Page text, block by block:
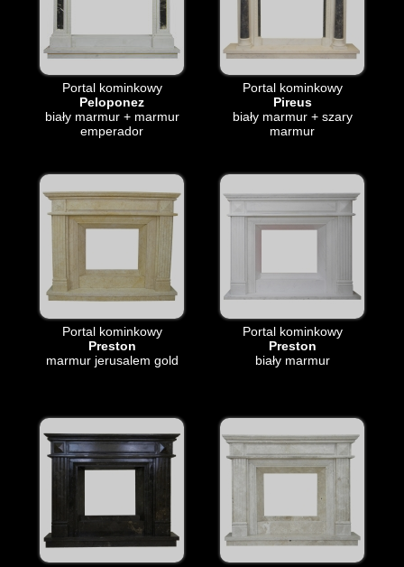
Portal kominkowy
Peloponez
biały marmur + marmur
emperador
Portal kominkowy
Pireus
biały marmur + szary
marmur
Portal kominkowy
Preston
marmur jerusalem gold
Portal kominkowy
Preston
biały marmur